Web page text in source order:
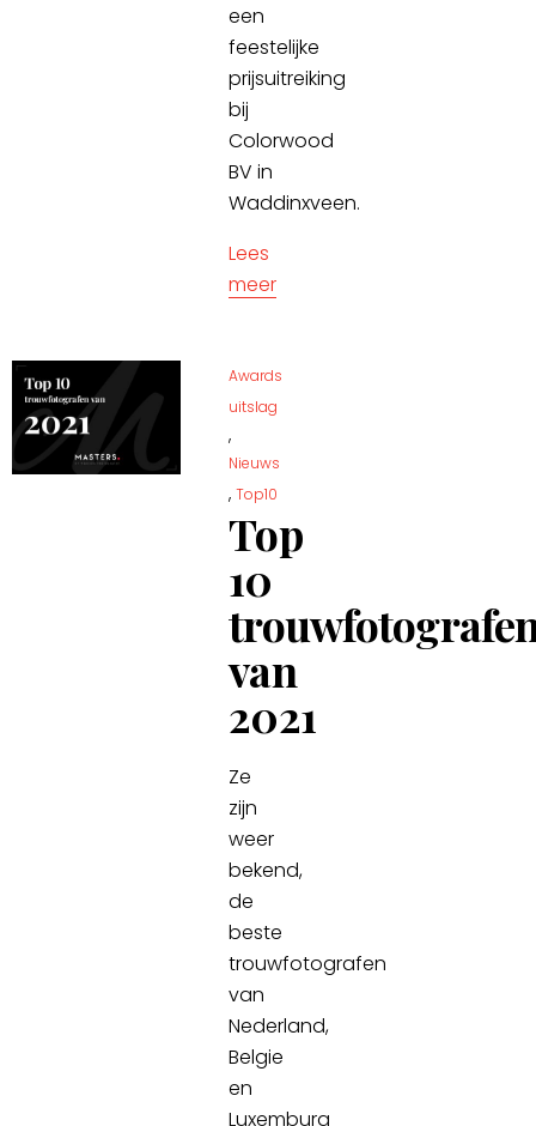
een
feestelijke
prijsuitreiking
bij
Colorwood
BV in
Waddinxveen.
Lees
meer
Awards
uitslag
,
Nieuws
,Top10
Top
10
van
2021
Ze
zijn
weer
bekend,
de
beste
trouwfotografen
van
Nederland,
Belgie
en
Luxemburg